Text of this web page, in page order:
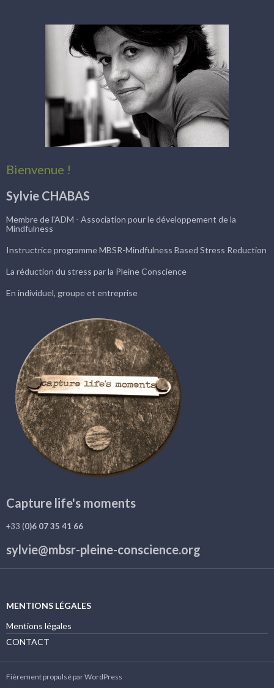
Bienvenue !
Sylvie CHABAS
Membre de l'ADM - Association pour le développement de la
Mindfulness
Instructrice programme MBSR-Mindfulness Based Stress Reduction
La réduction du stress par la Pleine Conscience
En individuel, groupe et entreprise
Capture life's moments
+33 (0)6 07 35 41 66
sylvie@mbsr-pleine-conscience.org
MENTIONS LÉGALES
Mentions légales
CONTACT
Fièrement propulsé par WordPress